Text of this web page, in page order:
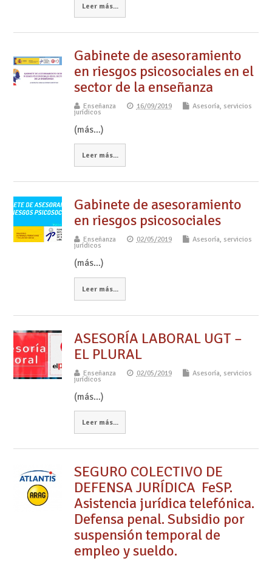
Leer más...
Gabinete de asesoramiento
en riesgos psicosociales en el
sector de la enseñanza
Enseñanza 16/09/2019 Asesoría, servicios
jurídicos
(más…)
Leer más...
Gabinete de asesoramiento
en riesgos psicosociales
Enseñanza 02/05/2019 Asesoría, servicios
jurídicos
(más…)
Leer más...
ASESORÍA LABORAL UGT –
EL PLURAL
Enseñanza 02/05/2019 Asesoría, servicios
jurídicos
(más…)
Leer más...
SEGURO COLECTIVO DE
DEFENSA JURÍDICA FeSP.
Asistencia jurídica telefónica.
Defensa penal. Subsidio por
suspensión temporal de
empleo y sueldo.